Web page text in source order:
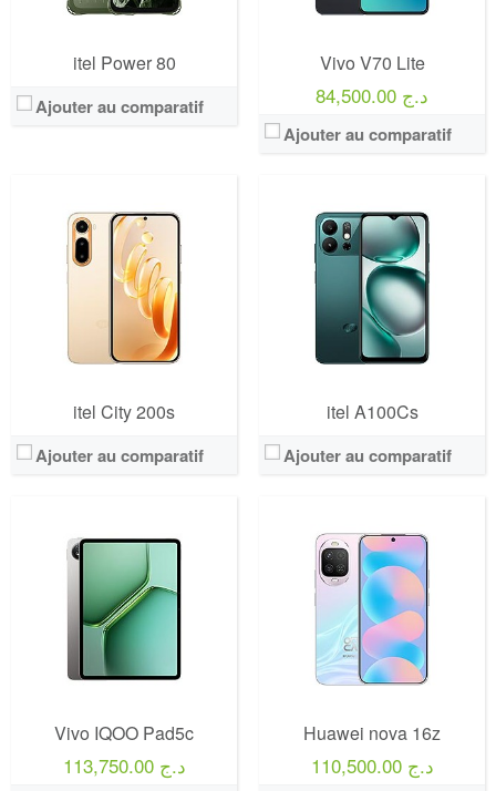
itel Power 80
Ajouter au comparatif
Vivo V70 Lite
84,500.00 د.ج
Ajouter au comparatif
itel City 200s
Ajouter au comparatif
itel A100Cs
Ajouter au comparatif
Vivo IQOO Pad5c
113,750.00 د.ج
Huawei nova 16z
110,500.00 د.ج